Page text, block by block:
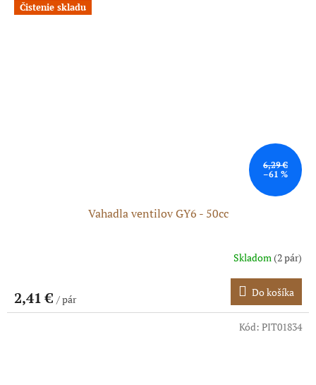
Čistenie skladu
6,29 €
–61 %
Vahadla ventilov GY6 - 50cc
Skladom(2 pár)
2,41 € / pár
Do košíka
Kód: PIT01834